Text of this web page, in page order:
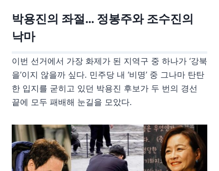
박용진의 좌절… 정봉주와 조수진의
낙마
이번 선거에서 가장 화제가 된 지역구 중 하나가 ‘강북
을’이지 않을까 싶다. 민주당 내 ‘비명’ 중 그나마 탄탄
한 입지를 굳히고 있던 박용진 후보가 두 번의 경선
끝에 모두 패배해 눈길을 모았다.